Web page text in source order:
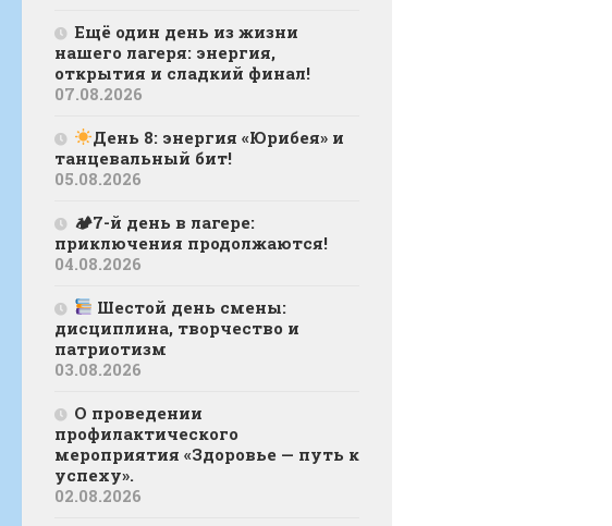
Ещё один день из жизни
нашего лагеря: энергия,
открытия и сладкий финал!
07.08.2026
День 8: энергия «Юрибея» и
танцевальный бит!
05.08.2026
🏕7-й день в лагере:
приключения продолжаются!
04.08.2026
Шестой день смены:
дисциплина, творчество и
патриотизм
03.08.2026
О проведении
профилактического
мероприятия «Здоровье — путь к
успеху».
02.08.2026